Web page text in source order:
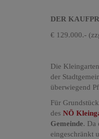
DER
€ 129.000.-
Die
der
überwiegend
Für
des NÖ
Gemeinde. Da
eingeschränkt